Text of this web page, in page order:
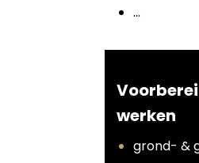
…
werken
grond- &